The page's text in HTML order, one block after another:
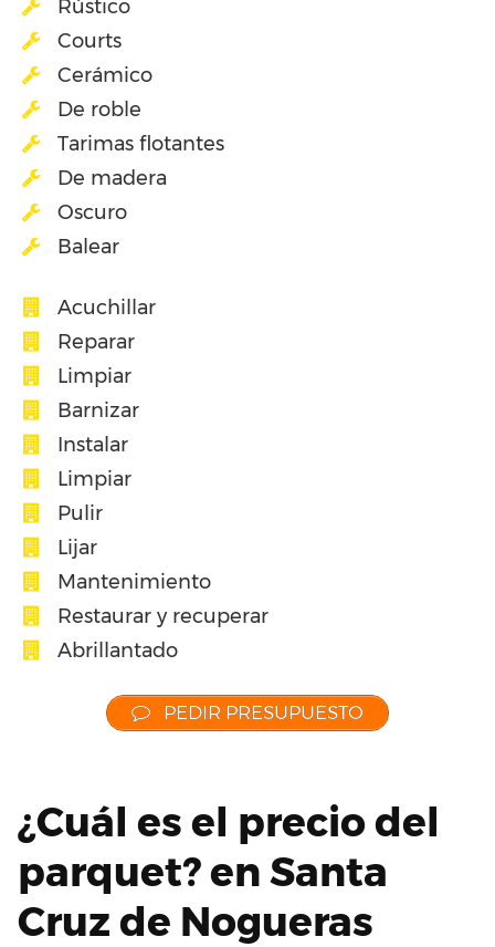
Rústico
Courts
Cerámico
De roble
Tarimas flotantes
De madera
Oscuro
Balear
Acuchillar
Reparar
Limpiar
Barnizar
Instalar
Limpiar
Pulir
Lijar
Mantenimiento
Restaurar y recuperar
Abrillantado
PEDIR PRESUPUESTO
¿Cuál es el precio del
parquet? en Santa
Cruz de Nogueras